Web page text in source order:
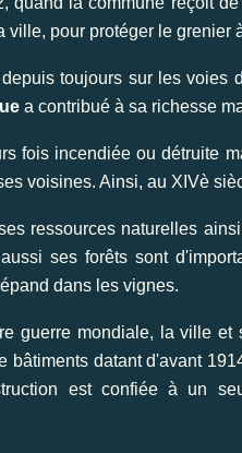
ville, pour protéger le grenier
toujours sur les voies
a contribué à sa richesse
fois incendiée ou détruite
voisines. Ainsi, au XIVè
ressources naturelles
ses forêts sont
dans les vignes.
guerre mondiale, la ville
bâtiments datant d'avant
est confiée à un